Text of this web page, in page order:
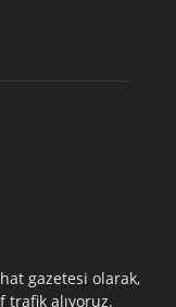
gazetesi olarak,
trafik alıyoruz.